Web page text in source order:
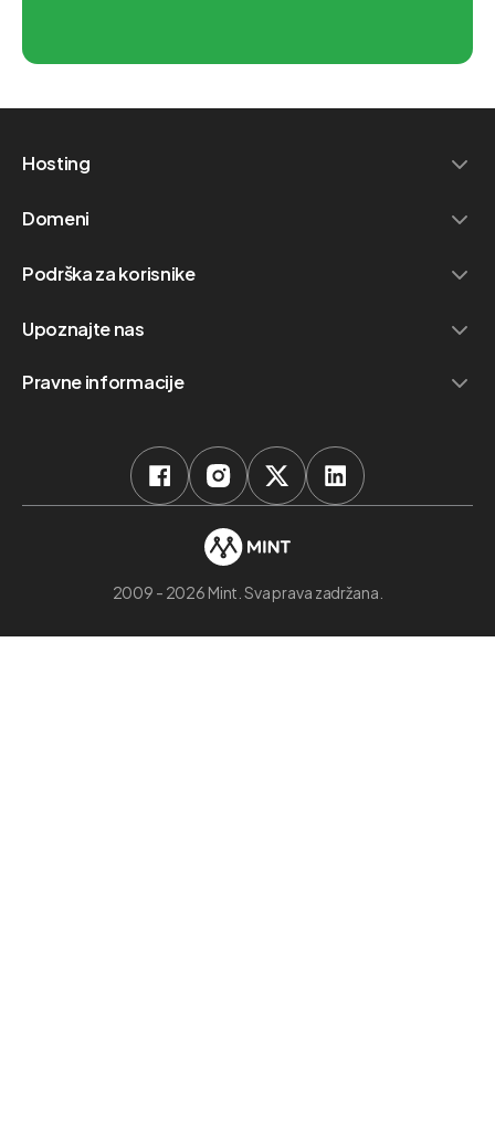
Hosting
Domeni
Podrška za korisnike
Upoznajte nas
2009 - 2026 Mint. Sva prava zadržana.
Pravne informacije